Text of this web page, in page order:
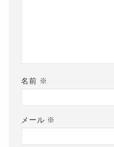
名前 ※
メール ※